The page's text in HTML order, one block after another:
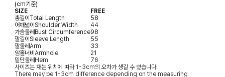
(cm기준)
SIZE
FREE
총길이 Total Length
58
어깨넓이 Shoulder Width
44
가슴둘레 Bust Circumference98
팔길이 Sleeve Length
55
팔둘레 Arm
33
암홀너비 Armhole
21
밑단둘레 Hem
76
사이즈는 재는 위치에 따라 1~3cm의 오차가 생길 수 있습니다.
There may be 1~3cm difference depending on the measuring